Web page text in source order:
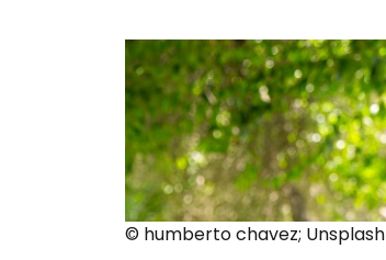
© humberto chavez; Unsplash